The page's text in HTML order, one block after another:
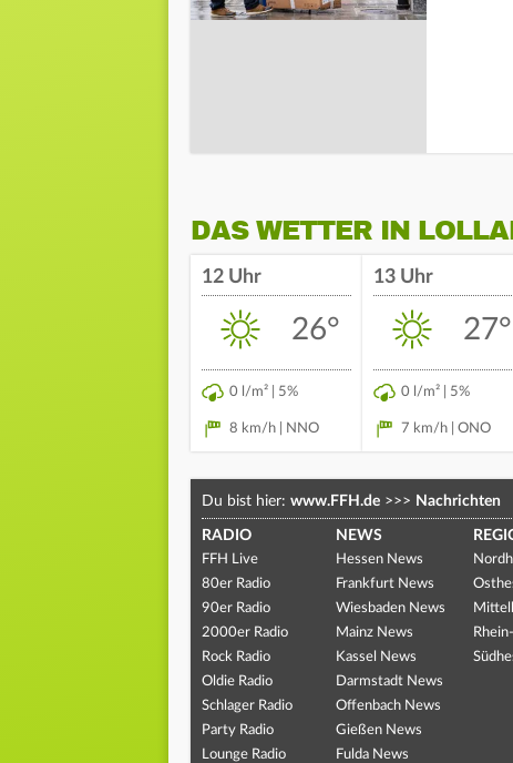
DAS WETTER IN
12 Uhr
26°
0 l/m² | 5%
8 km/h | NNO
13 Uhr
27°
0 l/m² | 5%
7 km/h | ONO
Du bist hier: www.FFH.de >>> Nachrichten
RADIO
FFH Live
80er Radio
90er Radio
2000er Radio
Rock Radio
Oldie Radio
Schlager Radio
Party Radio
Lounge Radio
NEWS
Hessen News
Frankfurt News
Wiesbaden News
Mainz News
Kassel News
Darmstadt News
Offenbach News
Gießen News
Fulda News